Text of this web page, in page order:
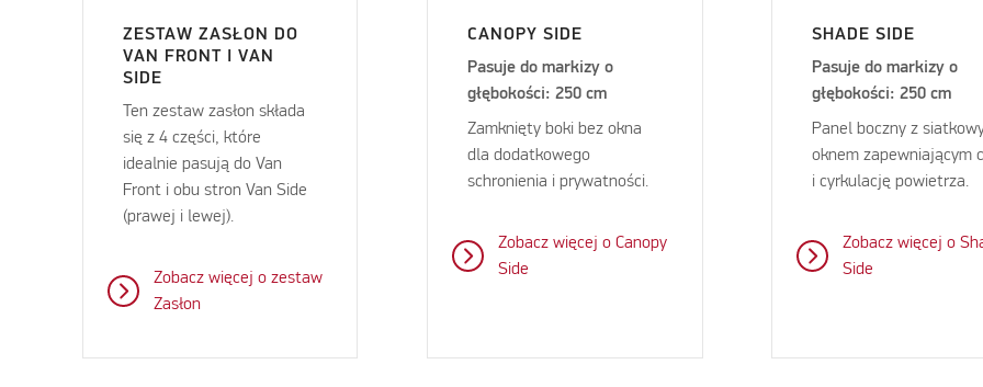
ZESTAW ZASŁON DO
VAN FRONT I VAN
SIDE
Ten zestaw zasłon składa
się z 4 części, które
idealnie pasują do Van
Front i obu stron Van Side
(prawej i lewej).
Zobacz więcej o zestaw
Zasłon
CANOPY SIDE
Pasuje do markizy o
głębokości: 250 cm
Zamknięty boki bez okna
dla dodatkowego
schronienia i prywatności.
Zobacz więcej o Canopy
Side
SHADE SIDE
Pasuje do markizy o
głębokości: 250 cm
Panel boczny z
oknem zapewniającym
i cyrkulację powietrza.
Zobacz więcej o
Side